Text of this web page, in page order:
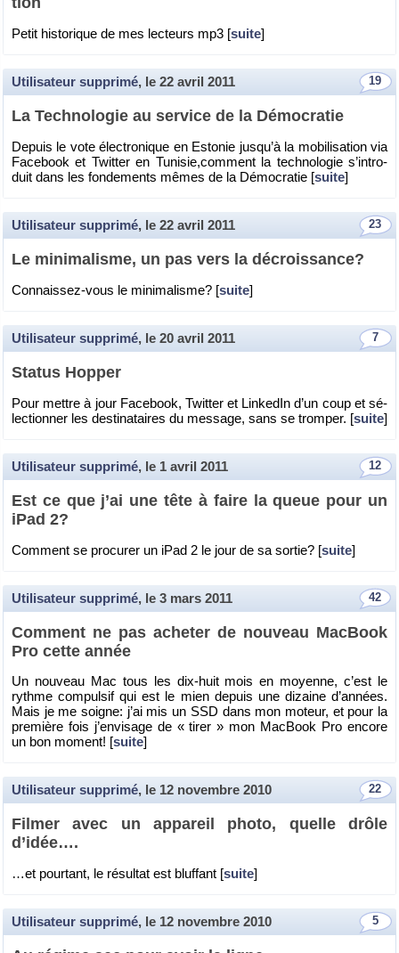
Petit his­to­rique de mes lec­teurs mp3 [suite]
19
Utilisateur supprimé, le 22 avril 2011
La Tech­no­lo­gie au ser­vice de la Dé­mo­cra­tie
De­puis le vote élec­tro­nique en Es­to­nie jus­qu’à la mo­bi­li­sa­tion via
Fa­ce­book et Twit­ter en Tu­ni­sie,com­ment la tech­no­lo­gie s’in­tro­
duit dans les fon­de­ments mêmes de la Dé­mo­cra­tie [suite]
23
Utilisateur supprimé, le 22 avril 2011
Le mi­ni­ma­lisme, un pas vers la dé­crois­sance?
Connais­sez-vous le mi­ni­ma­lisme? [suite]
7
Utilisateur supprimé, le 20 avril 2011
Sta­tus Hop­per
Pour mettre à jour Fa­ce­book, Twit­ter et Lin­ke­dIn d’un coup et sé­
lec­tion­ner les des­ti­na­taires du mes­sage, sans se trom­per. [suite]
12
Utilisateur supprimé, le 1 avril 2011
Est ce que j’ai une tête à faire la queue pour un
iPad 2?
Com­ment se pro­cu­rer un iPad 2 le jour de sa sor­tie? [suite]
42
Utilisateur supprimé, le 3 mars 2011
Com­ment ne pas ache­ter de nou­veau Mac­Book
Pro cette année
Un nou­veau Mac tous les dix-huit mois en moyenne, c’est le
rythme com­pul­sif qui est le mien de­puis une di­zaine d’an­nées.
Mais je me soigne: j’ai mis un SSD dans mon mo­teur, et pour la
pre­mière fois j’en­vi­sage de « tirer » mon Mac­Book Pro en­core
un bon mo­ment! [suite]
22
Utilisateur supprimé, le 12 novembre 2010
Fil­mer avec un ap­pa­reil photo, quelle drôle
d’idée….
…et pour­tant, le ré­sul­tat est bluf­fant [suite]
5
Utilisateur supprimé, le 12 novembre 2010